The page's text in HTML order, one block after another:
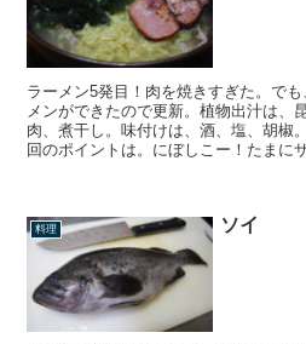
ラーメン5発目！肉を焼きすぎた。で
メンができたので更新。植物出汁は、
肉、煮干し。味付けは、酒、塩、胡椒
回のポイントは。にぼしこー！たまに
料理 ソイ